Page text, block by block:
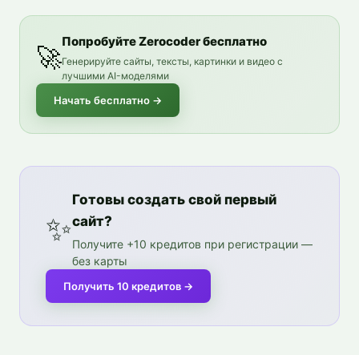
🚀
Попробуйте Zerocoder бесплатно
Генерируйте сайты, тексты, картинки и видео с
лучшими AI-моделями
Начать бесплатно →
✨
Готовы создать свой первый
сайт?
Получите +10 кредитов при регистрации —
без карты
Получить 10 кредитов →